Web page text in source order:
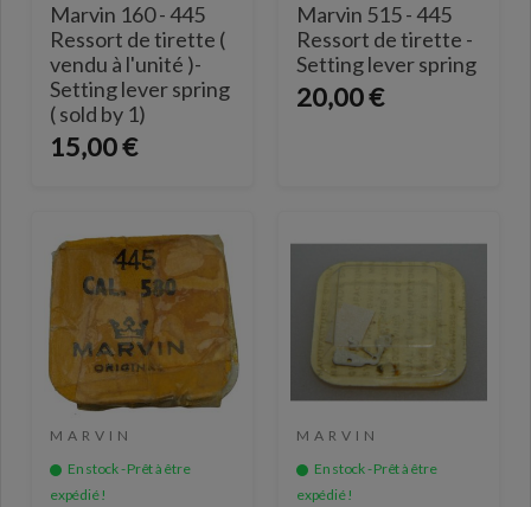
Marvin 160 - 445
Ressort de tirette (
vendu à l'unité )-
Setting lever spring
( sold by 1)
15,00 €
Marvin 515 - 445
Ressort de tirette -
Setting lever spring
20,00 €
MARVIN
En stock - Prêt à être
expédié !
MARVIN
En stock - Prêt à être
expédié !